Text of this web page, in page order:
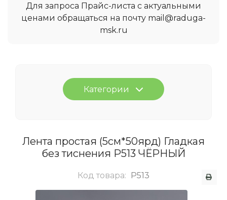
Для запроса Прайс-листа с актуальными
ценами обращаться на почту mail@raduga-
msk.ru
Категории
Лента простая (5см*50ярд) Гладкая
без тиснения P513 ЧЁРНЫЙ
Код товара: P513